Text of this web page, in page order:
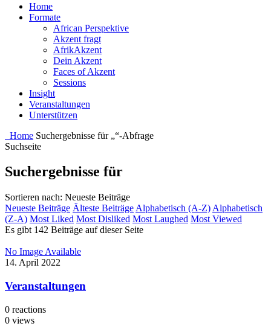
Home
Formate
African Perspektive
Akzent fragt
AfrikAkzent
Dein Akzent
Faces of Akzent
Sessions
Insight
Veranstaltungen
Unterstützen
Home Suchergebnisse für „“-Abfrage
Suchseite
Suchergebnisse für
Sortieren nach: Neueste Beiträge
Neueste Beiträge Älteste Beiträge Alphabetisch (A-Z) Alphabetisch
(Z-A) Most Liked Most Disliked Most Laughed Most Viewed
Es gibt 142 Beiträge auf dieser Seite
No Image Available
14. April 2022
Veranstaltungen
0 reactions
0 views